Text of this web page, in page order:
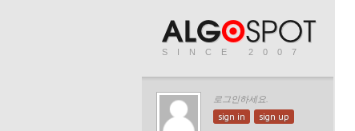
SINCE 2007
로그인하세요.
sign in sign up